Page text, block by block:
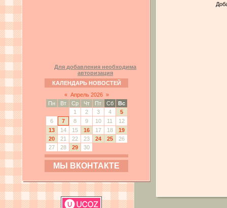
Для добавления необходима
авторизация
КАЛЕНДАРЬ НОВОСТЕЙ
« Апрель 2026 »
Пн
Вт Ср Чт Пт Сб
Вс
1
2 3 4
5
6
7 8 9 10 11
12
13
14 15 16 17 18
19
20
21 22 23 24 25
26
27
28 29 30
МЫ ВКОНТАКТЕ